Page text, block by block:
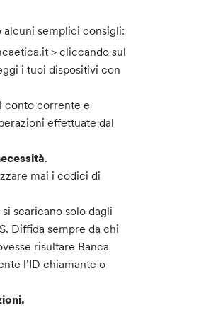
alcuni semplici consigli:
> cliccando sul
i tuoi dispositivi con
conto corrente e
effettuate dal
.
mai i codici di
scaricano solo dagli
Diffida sempre da chi
risultare Banca
l’ID chiamante o